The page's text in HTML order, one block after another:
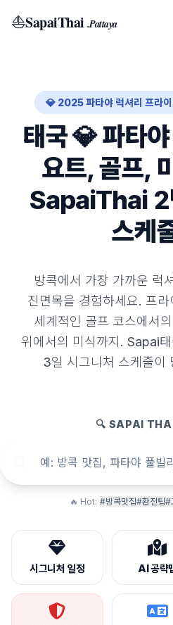
⛵SapaiThai .Pattaya
💎 2025 파타야 럭셔리 프라
태국 💎 파타
요트, 골프,
SapaiThai 2
스케
방콕에서 가장 가까운 럭
진면목을 경험하세요. 프
세계적인 골프 코스에서
위에서의 미식까지. Sapai
3일 시그니처 스케줄이
🔍 SAPAI THAI
🔥 Hot: #방콕맛집#환전팁#
시그니처 일정 AI 공략